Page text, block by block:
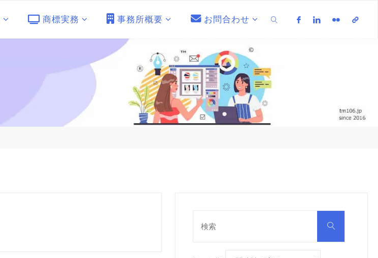
商標実務 事務所概要 お問合わせ
検